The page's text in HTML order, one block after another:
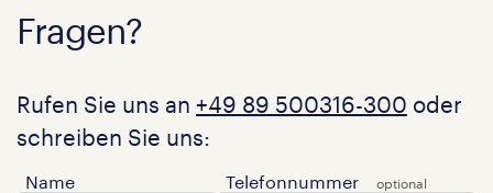
Fragen?
Rufen Sie uns an +49 89 500316-300 oder
schreiben Sie uns:
Name Telefonnummer